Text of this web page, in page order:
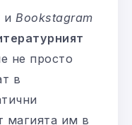
и Bookstagram
не просто
в
магията им в